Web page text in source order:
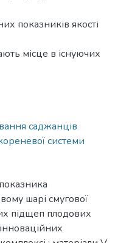
показників якості
місце в існуючих
саджанців
системи
шарі смугової
підщеп плодових